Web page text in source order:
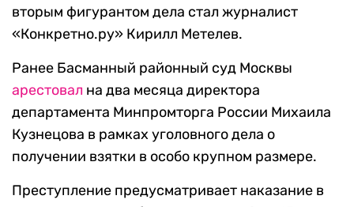
вторым фигурантом дела стал журналист
«Конкретно.ру» Кирилл Метелев.
Ранее Басманный районный суд Москвы
арестовал на два месяца директора
департамента Минпромторга России Михаила
Кузнецова в рамках уголовного дела о
получении взятки в особо крупном размере.
Преступление предусматривает наказание в